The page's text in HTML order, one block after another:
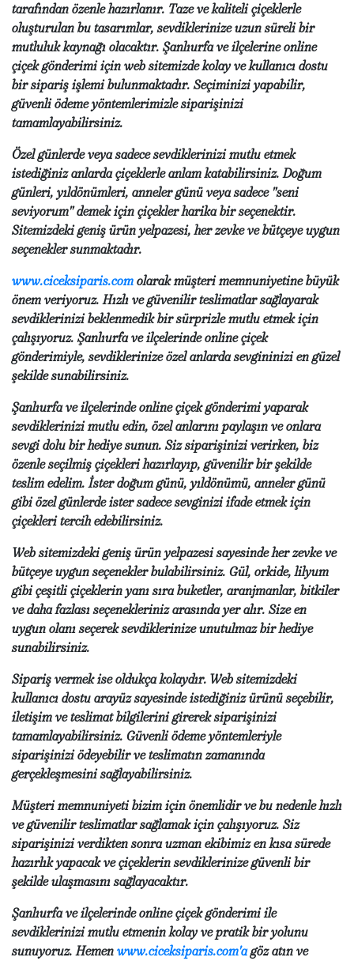
tarafından özenle hazırlanır. Taze ve kaliteli çiçeklerle
oluşturulan bu tasarımlar, sevdiklerinize uzun süreli bir
mutluluk kaynağı olacaktır. Şanlıurfa ve ilçelerine online
çiçek gönderimi için web sitemizde kolay ve kullanıcı dostu
bir sipariş işlemi bulunmaktadır. Seçiminizi yapabilir,
güvenli ödeme yöntemlerimizle siparişinizi
tamamlayabilirsiniz.
Özel günlerde veya sadece sevdiklerinizi mutlu etmek
istediğiniz anlarda çiçeklerle anlam katabilirsiniz. Doğum
günleri, yıldönümleri, anneler günü veya sadece "seni
seviyorum" demek için çiçekler harika bir seçenektir.
Sitemizdeki geniş ürün yelpazesi, her zevke ve bütçeye uygun
seçenekler sunmaktadır.
www.ciceksiparis.com olarak müşteri memnuniyetine büyük
önem veriyoruz. Hızlı ve güvenilir teslimatlar sağlayarak
sevdiklerinizi beklenmedik bir sürprizle mutlu etmek için
çalışıyoruz. Şanlıurfa ve ilçelerinde online çiçek
gönderimiyle, sevdiklerinize özel anlarda sevgininizi en güzel
şekilde sunabilirsiniz.
Şanlıurfa ve ilçelerinde online çiçek gönderimi yaparak
sevdiklerinizi mutlu edin, özel anlarını paylaşın ve onlara
sevgi dolu bir hediye sunun. Siz siparişinizi verirken, biz
özenle seçilmiş çiçekleri hazırlayıp, güvenilir bir şekilde
teslim edelim. İster doğum günü, yıldönümü, anneler günü
gibi özel günlerde ister sadece sevginizi ifade etmek için
çiçekleri tercih edebilirsiniz.
Web sitemizdeki geniş ürün yelpazesi sayesinde her zevke ve
bütçeye uygun seçenekler bulabilirsiniz. Gül, orkide, lilyum
gibi çeşitli çiçeklerin yanı sıra buketler, aranjmanlar, bitkiler
ve daha fazlası seçenekleriniz arasında yer alır. Size en
uygun olanı seçerek sevdiklerinize unutulmaz bir hediye
sunabilirsiniz.
Sipariş vermek ise oldukça kolaydır. Web sitemizdeki
kullanıcı dostu arayüz sayesinde istediğiniz ürünü seçebilir,
iletişim ve teslimat bilgilerini girerek siparişinizi
tamamlayabilirsiniz. Güvenli ödeme yöntemleriyle
siparişinizi ödeyebilir ve teslimatın zamanında
gerçekleşmesini sağlayabilirsiniz.
Müşteri memnuniyeti bizim için önemlidir ve bu nedenle hızlı
ve güvenilir teslimatlar sağlamak için çalışıyoruz. Siz
siparişinizi verdikten sonra uzman ekibimiz en kısa sürede
hazırlık yapacak ve çiçeklerin sevdiklerinize güvenli bir
şekilde ulaşmasını sağlayacaktır.
Şanlıurfa ve ilçelerinde online çiçek gönderimi ile
sevdiklerinizi mutlu etmenin kolay ve pratik bir yolunu
sunuyoruz. Hemen www.ciceksiparis.com'agöz atın ve